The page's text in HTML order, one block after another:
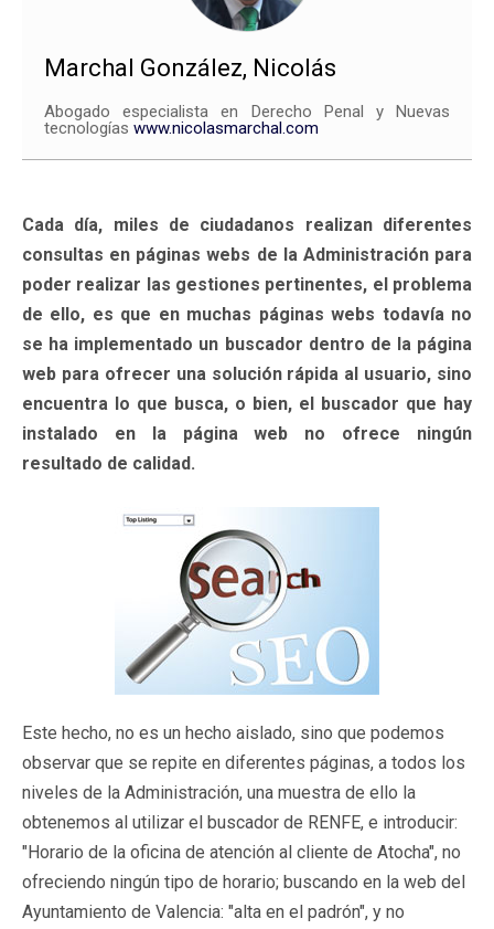
Marchal González, Nicolás
Abogado especialista en Derecho Penal y Nuevas
tecnologías www.nicolasmarchal.com
Cada día, miles de ciudadanos realizan diferentes
consultas en páginas webs de la Administración para
poder realizar las gestiones pertinentes, el problema
de ello, es que en muchas páginas webs todavía no
se ha implementado un buscador dentro de la página
web para ofrecer una solución rápida al usuario, sino
encuentra lo que busca, o bien, el buscador que hay
instalado en la página web no ofrece ningún
resultado de calidad.
Este hecho, no es un hecho aislado, sino que podemos
observar que se repite en diferentes páginas, a todos los
niveles de la Administración, una muestra de ello la
obtenemos al utilizar el buscador de RENFE, e introducir:
"Horario de la oficina de atención al cliente de Atocha", no
ofreciendo ningún tipo de horario; buscando en la web del
Ayuntamiento de Valencia: "alta en el padrón", y no